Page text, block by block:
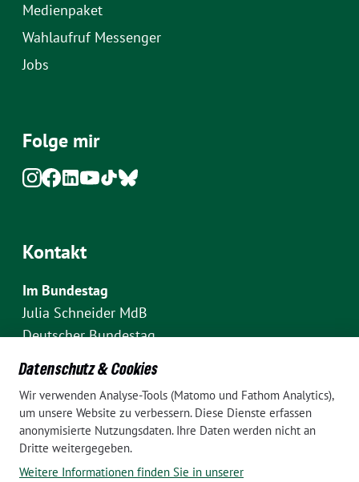
Medienpaket
Wahlaufruf Messenger
Jobs
Folge mir
Kontakt
Im Bundestag
Julia Schneider MdB
Deutscher Bundestag
Fraktion Bündnis 90/Die Grünen
Platz der Republik 1
D-10111 Berlin
E-Mail: julia.schneider(at)bundestag.de
Telefon: +49 30 227 70907
Datenschutz & Cookies
Wir verwenden Analyse-Tools (Matomo und Fathom Analytics),
um unsere Website zu verbessern. Diese Dienste erfassen
anonymisierte Nutzungsdaten. Ihre Daten werden nicht an
Dritte weitergegeben.
Weitere Informationen finden Sie in unserer